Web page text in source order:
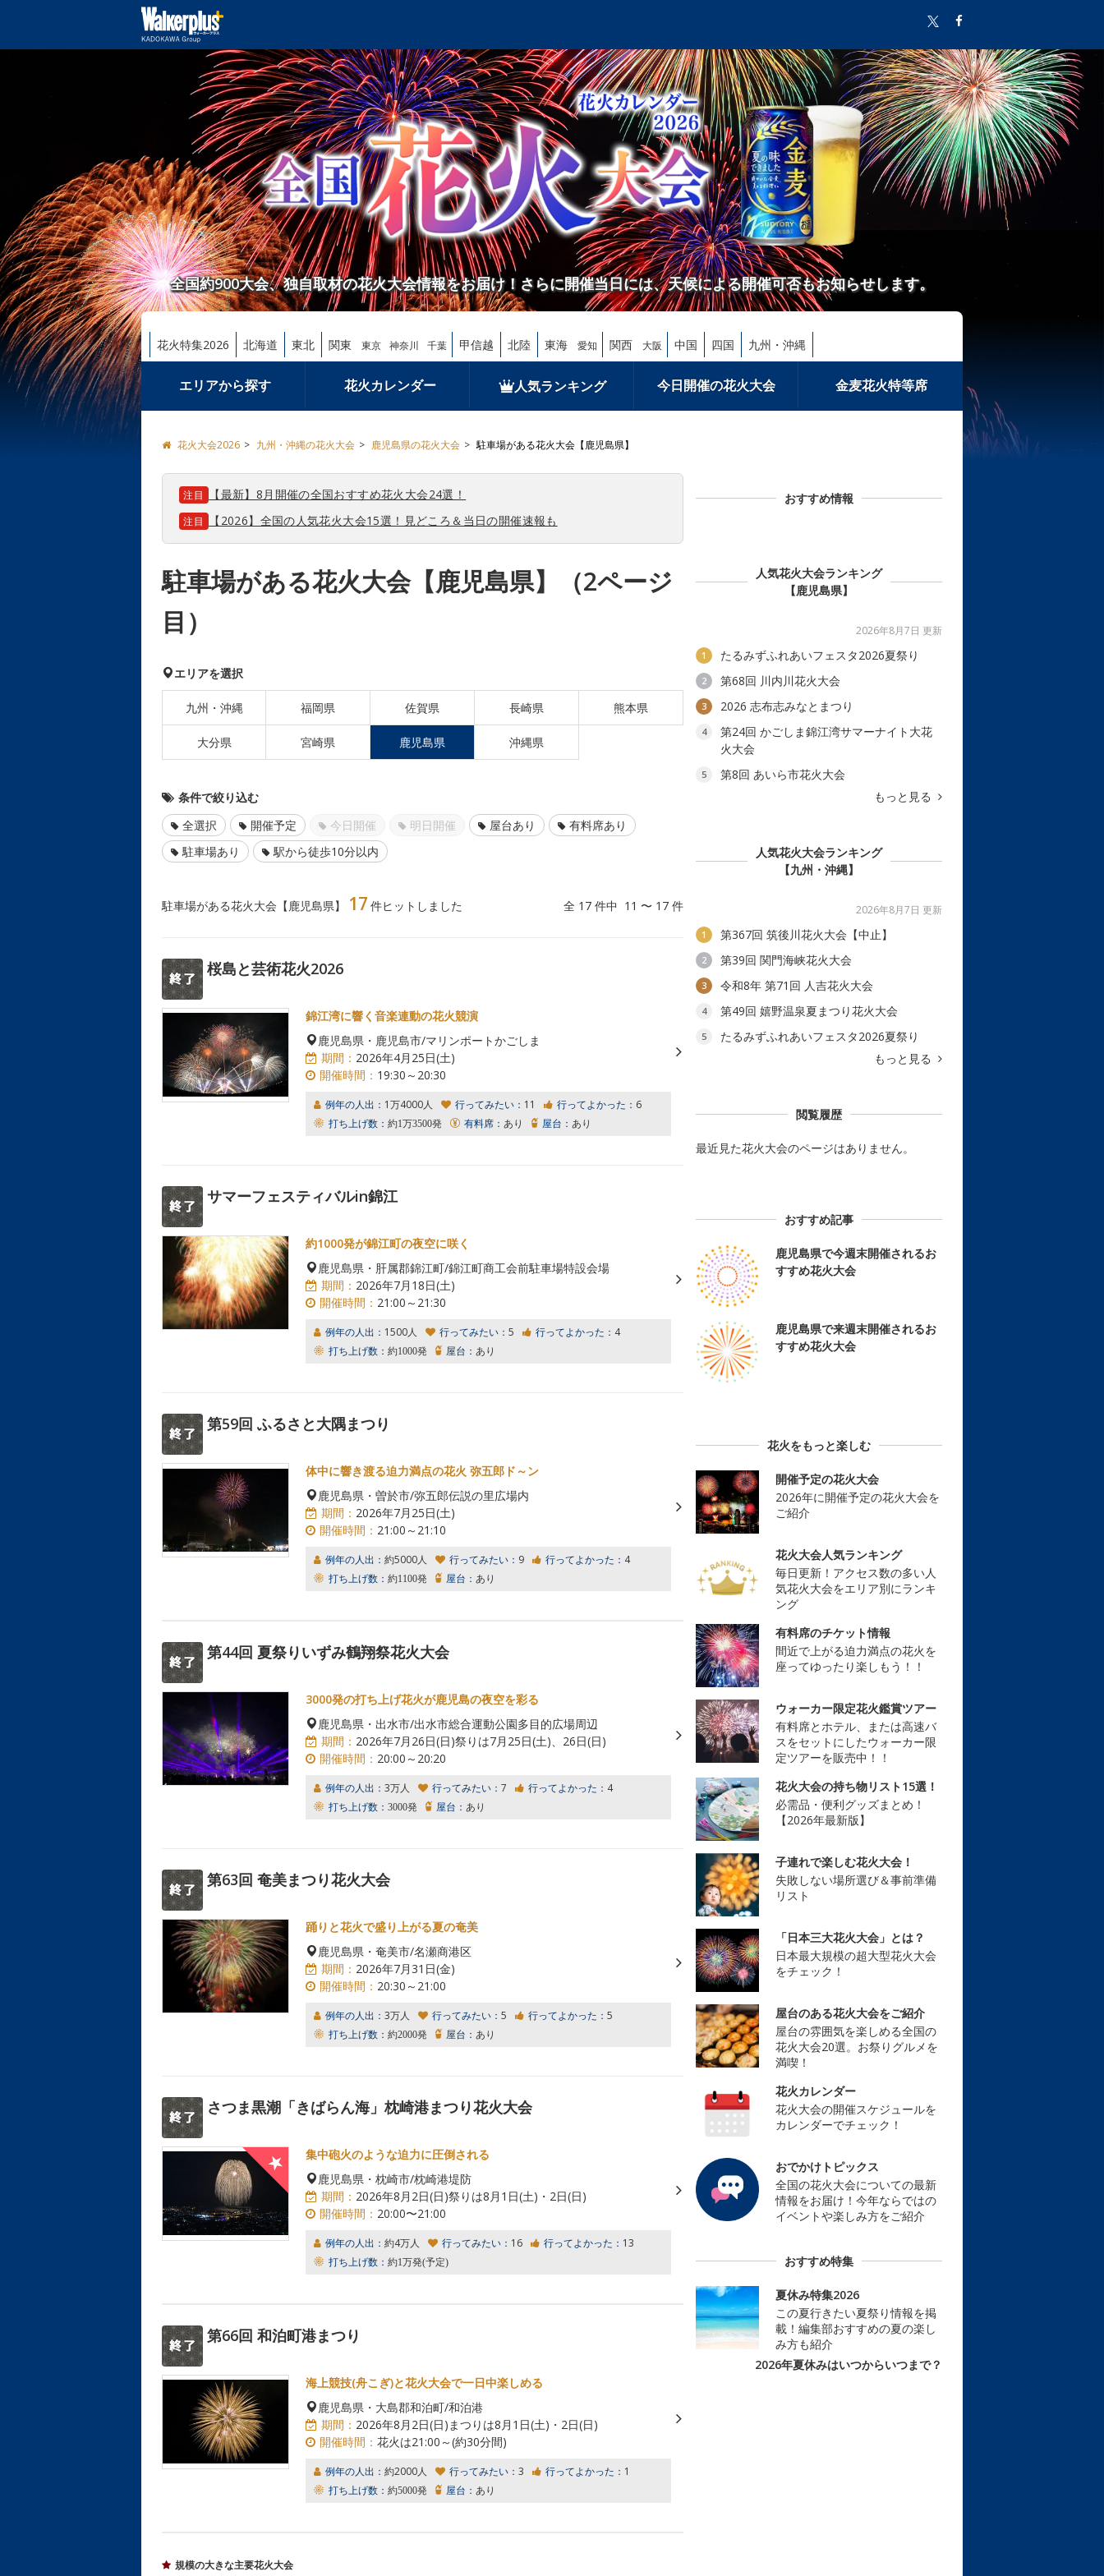
全国約900大会、独自取材の花火大会情報をお届け！さらに開催当日には、天候による開催可否もお知らせします。
花火特集2026 北海道 東北 関東 東京 神奈川 千葉 甲信越 北陸 東海 愛知 関西 大阪 中国 四国 九州・沖縄
エリアから探す 花火カレンダー 人気ランキング 今日開催の花火大会 金麦花火特等席
花火大会2026 九州・沖縄の花火大会 鹿児島県の花火大会 駐車場がある花火大会【鹿児島県】
注目 【最新】8月開催の全国おすすめ花火大会24選！
注目 【2026】全国の人気花火大会15選！見どころ＆当日の開催速報も
駐車場がある花火大会【鹿児島県】（2ページ
目）
エリアを選択
九州・沖縄 福岡県 佐賀県 長崎県 熊本県
大分県 宮崎県 鹿児島県 沖縄県
条件で絞り込む
全選択
開催予定 今日開催 明日開催 屋台あり
有料席あり
駐車場あり
駅から徒歩10分以内
駐車場がある花火大会【鹿児島県】 17 件ヒットしました 全 17 件中 11 〜 17 件
桜島と芸術花火2026
錦江湾に響く音楽連動の花火競演
鹿児島県・鹿児島市/マリンポートかごしま
期間： 2026年4月25日(土)
開催時間： 19:30～20:30
例年の人出： 1万4000人 行ってみたい： 11 行ってよかった： 6
打ち上げ数： 約1万3500発 有料席： あり 屋台： あり
サマーフェスティバルin錦江
約1000発が錦江町の夜空に咲く
鹿児島県・肝属郡錦江町/錦江町商工会前駐車場特設会場
期間： 2026年7月18日(土)
開催時間： 21:00～21:30
例年の人出： 1500人 行ってみたい： 5 行ってよかった： 4
打ち上げ数： 約1000発 屋台： あり
第59回 ふるさと大隅まつり
体中に響き渡る迫力満点の花火 弥五郎ド～ン
鹿児島県・曽於市/弥五郎伝説の里広場内
期間： 2026年7月25日(土)
開催時間： 21:00～21:10
例年の人出： 約5000人 行ってみたい： 9 行ってよかった： 4
打ち上げ数： 約1100発 屋台： あり
第44回 夏祭りいずみ鶴翔祭花火大会
3000発の打ち上げ花火が鹿児島の夜空を彩る
鹿児島県・出水市/出水市総合運動公園多目的広場周辺
期間： 2026年7月26日(日)祭りは7月25日(土)、26日(日)
開催時間： 20:00～20:20
例年の人出： 3万人 行ってみたい： 7 行ってよかった： 4
打ち上げ数： 3000発 屋台： あり
第63回 奄美まつり花火大会
踊りと花火で盛り上がる夏の奄美
鹿児島県・奄美市/名瀬商港区
期間： 2026年7月31日(金)
開催時間： 20:30～21:00
例年の人出： 3万人 行ってみたい： 5 行ってよかった： 5
打ち上げ数： 約2000発 屋台： あり
さつま黒潮「きばらん海」枕崎港まつり花火大会
集中砲火のような迫力に圧倒される
鹿児島県・枕崎市/枕崎港堤防
期間： 2026年8月2日(日)祭りは8月1日(土)・2日(日)
開催時間： 20:00〜21:00
例年の人出： 約4万人 行ってみたい： 16 行ってよかった： 13
打ち上げ数： 約1万発(予定)
第66回 和泊町港まつり
海上競技(舟こぎ)と花火大会で一日中楽しめる
鹿児島県・大島郡和泊町/和泊港
期間： 2026年8月2日(日)まつりは8月1日(土)・2日(日)
開催時間： 花火は21:00～(約30分間)
例年の人出： 約2000人 行ってみたい： 3 行ってよかった： 1
打ち上げ数： 約5000発 屋台： あり
規模の大きな主要花火大会
おすすめ情報
人気花火大会ランキング
【鹿児島県】
2026年8月7日 更新
1 たるみずふれあいフェスタ2026夏祭り
2 第68回 川内川花火大会
3 2026 志布志みなとまつり
4
第24回 かごしま錦江湾サマーナイト大花
火大会
5
第8回 あいら市花火大会
もっと見る
人気花火大会ランキング
【九州・沖縄】
2026年8月7日 更新
1 第367回 筑後川花火大会【中止】
2 第39回 関門海峡花火大会
3 令和8年 第71回 人吉花火大会
4 第49回 嬉野温泉夏まつり花火大会
5
たるみずふれあいフェスタ2026夏祭り
もっと見る
閲覧履歴
最近見た花火大会のページはありません。
おすすめ記事
鹿児島県で今週末開催されるお
すすめ花火大会
鹿児島県で来週末開催されるお
すすめ花火大会
花火をもっと楽しむ
開催予定の花火大会
2026年に開催予定の花火大会を
ご紹介
花火大会人気ランキング
毎日更新！アクセス数の多い人
気花火大会をエリア別にランキ
ング
有料席のチケット情報
間近で上がる迫力満点の花火を
座ってゆったり楽しもう！！
ウォーカー限定花火鑑賞ツアー
有料席とホテル、または高速バ
スをセットにしたウォーカー限
定ツアーを販売中！！
花火大会の持ち物リスト15選！
必需品・便利グッズまとめ！
【2026年最新版】
子連れで楽しむ花火大会！
失敗しない場所選び＆事前準備
リスト
「日本三大花火大会」とは？
日本最大規模の超大型花火大会
をチェック！
屋台のある花火大会をご紹介
屋台の雰囲気を楽しめる全国の
花火大会20選。お祭りグルメを
満喫！
花火カレンダー
花火大会の開催スケジュールを
カレンダーでチェック！
おでかけトピックス
全国の花火大会についての最新
情報をお届け！今年ならではの
イベントや楽しみ方をご紹介
おすすめ特集
夏休み特集2026
この夏行きたい夏祭り情報を掲
載！編集部おすすめの夏の楽し
み方も紹介
2026年夏休みはいつからいつまで？